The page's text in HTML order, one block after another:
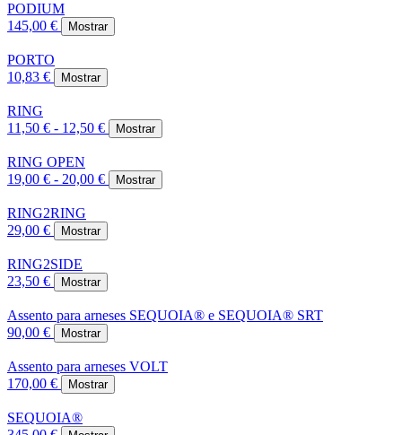
PODIUM
145,00 €
Mostrar
PORTO
10,83 €
Mostrar
RING
11,50 € - 12,50 €
Mostrar
RING OPEN
19,00 € - 20,00 €
Mostrar
RING2RING
29,00 €
Mostrar
RING2SIDE
23,50 €
Mostrar
Assento para arneses SEQUOIA® e SEQUOIA® SRT
90,00 €
Mostrar
Assento para arneses VOLT
170,00 €
Mostrar
SEQUOIA®